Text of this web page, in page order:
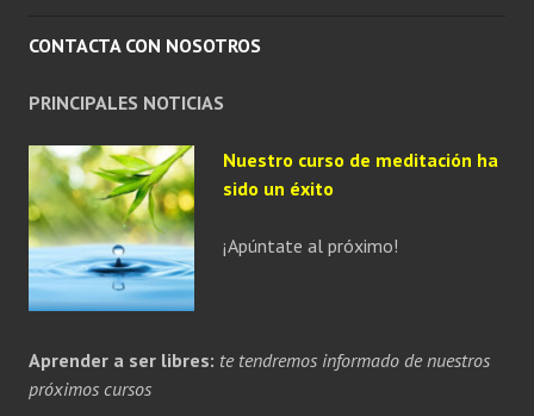
CONTACTA CON NOSOTROS
PRINCIPALES NOTICIAS
Nuestro curso de meditación ha
sido un éxito
¡Apúntate al próximo!
Aprender a ser libres: te tendremos informado de nuestros
próximos cursos